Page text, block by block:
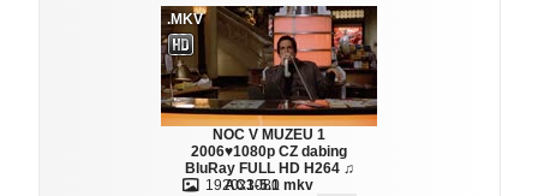
.MKV
NOC V MUZEU 1
2006♥1080p CZ dabing
BluRay FULL HD H264 ♫
AC3-5.1 mkv
1920x1080